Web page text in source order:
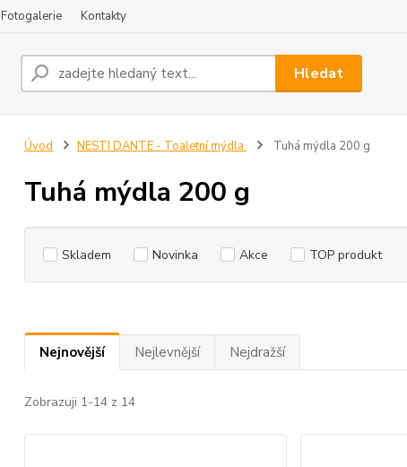
Fotogalerie Kontakty
Hledat
Úvod NESTI DANTE - Toaletní mýdla Tuhá mýdla 200 g
Tuhá mýdla 200 g
Skladem Novinka Akce TOP produkt
Nejnovější Nejlevnější Nejdražší
Zobrazuji 1-14 z 14